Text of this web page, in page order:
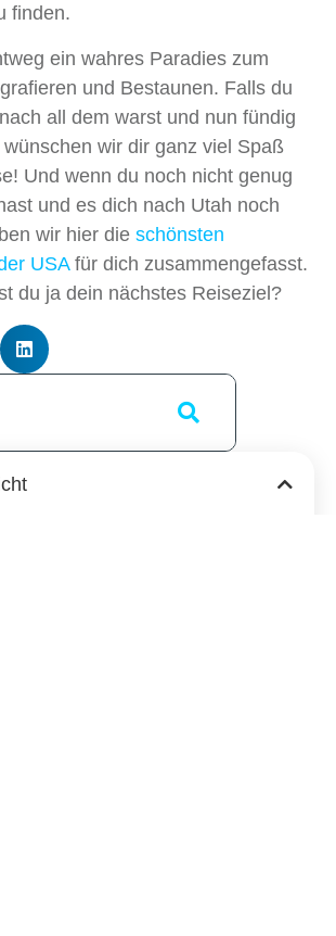
finden.
ein wahres Paradies zum
und Bestaunen. Falls du
all dem warst und nun fündig
wir dir ganz viel Spaß
Und wenn du noch nicht genug
und es dich nach Utah noch
wir hier die schönsten
USAfür dich zusammengefasst.
du ja dein nächstes Reiseziel?